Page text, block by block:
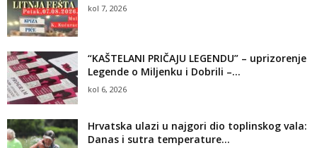
kol 7, 2026
“KAŠTELANI PRIČAJU LEGENDU” – uprizorenje
Legende o Miljenku i Dobrili –...
kol 6, 2026
Hrvatska ulazi u najgori dio toplinskog vala:
Danas i sutra temperature...